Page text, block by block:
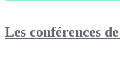
Les conférences